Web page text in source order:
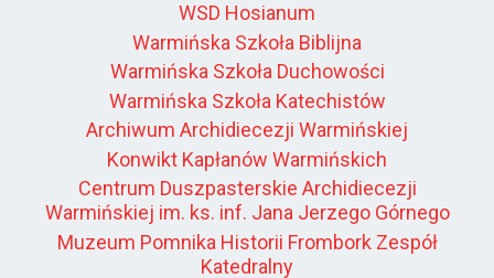
WSD Hosianum
Warmińska Szkoła Biblijna
Warmińska Szkoła Duchowości
Warmińska Szkoła Katechistów
Archiwum Archidiecezji Warmińskiej
Konwikt Kapłanów Warmińskich
Centrum Duszpasterskie Archidiecezji
Warmińskiej im. ks. inf. Jana Jerzego Górnego
Muzeum Pomnika Historii Frombork Zespół
Katedralny